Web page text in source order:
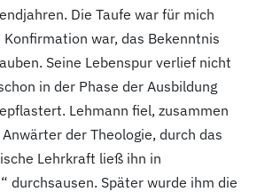
Die Taufe war für mich
war, das Bekenntnis
Seine Lebenspur verlief nicht
in der Phase der Ausbildung
Lehmann fiel, zusammen
der Theologie, durch das
Lehrkraft ließ ihn in
durchsausen. Später wurde ihm die